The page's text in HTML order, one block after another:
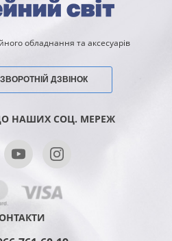
обладнання та аксесуарів
ДЗВІНОК
НАШИХ СОЦ. МЕРЕЖ